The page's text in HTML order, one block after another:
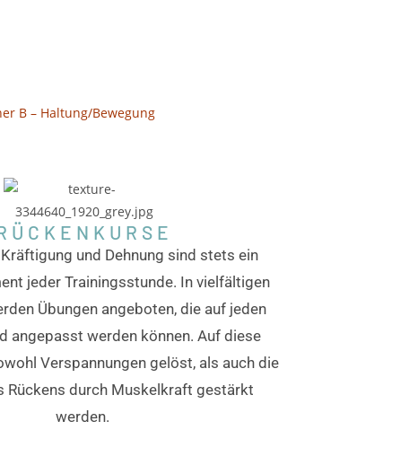
B – Haltung/Bewegung
und Dehnung sind stets ein
jeder Trainingsstunde. In vielfältigen
Übungen angeboten, die auf jeden
angepasst werden können. Auf diese
Verspannungen gelöst, als auch die
Rückens durch Muskelkraft gestärkt
werden.